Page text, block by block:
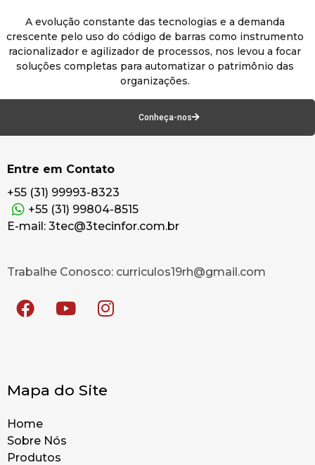
A evolução constante das tecnologias e a demanda
crescente pelo uso do código de barras como instrumento
racionalizador e agilizador de processos, nos levou a focar
soluções completas para automatizar o patrimônio das
organizações.
Conheça-nos
Entre em Contato
+55 (31) 99993-8323
+55 (31) 99804-8515
E-mail: 3tec@3tecinfor.com.br
Trabalhe Conosco: curriculos19rh@gmail.com
Mapa do Site
Home
Sobre Nós
Produtos